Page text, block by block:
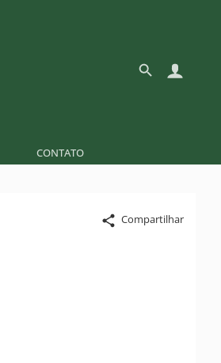
CONTATO
Compartilhar